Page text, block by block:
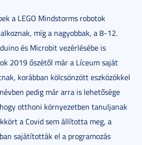
a LEGO Mindstorms robotok
míg a nagyobbak, a 8-12.
és Microbit vezérlésébe is
2019 őszétől már a Líceum saját
korábban kölcsönzött eszközökkel
pedig már arra is lehetősége
otthoni környezetben tanuljanak
a Covid sem állította meg, a
sajátították el a programozás